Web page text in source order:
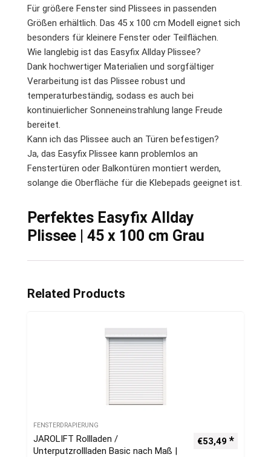
Für größere Fenster sind Plissees in passenden
Größen erhältlich. Das 45 x 100 cm Modell eignet sich
besonders für kleinere Fenster oder Teilflächen.
Wie langlebig ist das Easyfix Allday Plissee?
Dank hochwertiger Materialien und sorgfältiger
Verarbeitung ist das Plissee robust und
temperaturbeständig, sodass es auch bei
kontinuierlicher Sonneneinstrahlung lange Freude
bereitet.
Kann ich das Plissee auch an Türen befestigen?
Ja, das Easyfix Plissee kann problemlos an
Fenstertüren oder Balkontüren montiert werden,
solange die Oberfläche für die Klebepads geeignet ist.
Perfektes Easyfix Allday
Plissee | 45 x 100 cm Grau
Related Products
FENSTERDRAPIERUNG
JAROLIFT Rollladen /
Unterputzrollladen Basic nach Maß |
€53,49